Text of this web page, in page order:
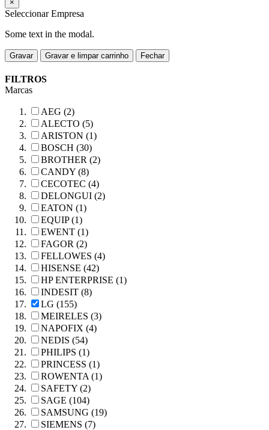
×
Seleccionar Empresa
Some text in the modal.
Gravar Gravar e limpar carrinho Fechar
FILTROS
Marcas
AEG (2)
ALECTO (5)
ARISTON (1)
BOSCH (30)
BROTHER (2)
CANDY (8)
CECOTEC (4)
DELONGUI (2)
EATON (1)
EQUIP (1)
EWENT (1)
FAGOR (2)
FELLOWES (4)
HISENSE (42)
HP ENTERPRISE (1)
INDESIT (8)
LG (155)
MEIRELES (3)
NAPOFIX (4)
NEDIS (54)
PHILIPS (1)
PRINCESS (1)
ROWENTA (1)
SAFETY (2)
SAGE (104)
SAMSUNG (19)
SIEMENS (7)